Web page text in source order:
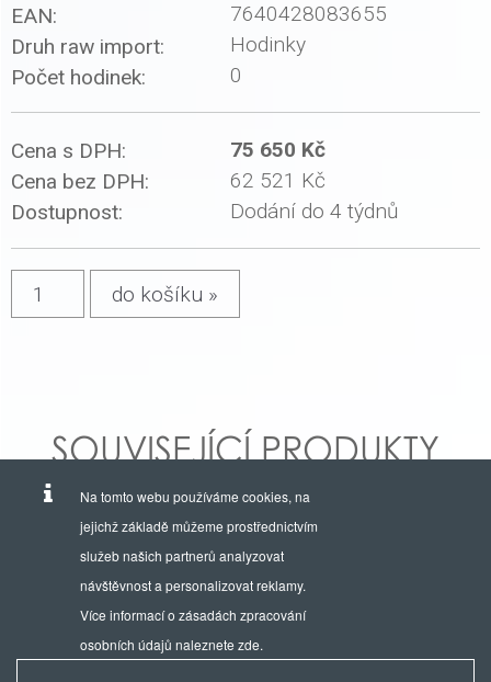
EAN:
7640428083655
Druh raw import:
Hodinky
Počet hodinek:
0
Cena s DPH:
75 650 Kč
Cena bez DPH:
62 521 Kč
Dostupnost:
Dodání do 4 týdnů
SOUVISEJÍCÍ PRODUKTY
Na tomto webu používáme cookies, na
jejichž základě můžeme prostřednictvím
služeb našich partnerů analyzovat
návštěvnost a personalizovat reklamy.
Více informací o zásadách zpracování
osobních údajů naleznete zde.